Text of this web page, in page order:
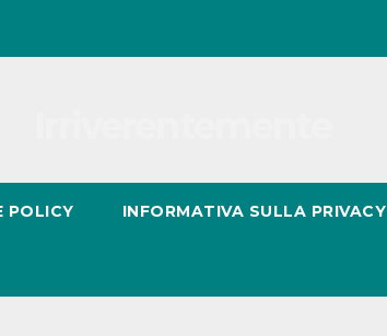
POLICY INFORMATIVA SULLA PRIVACY